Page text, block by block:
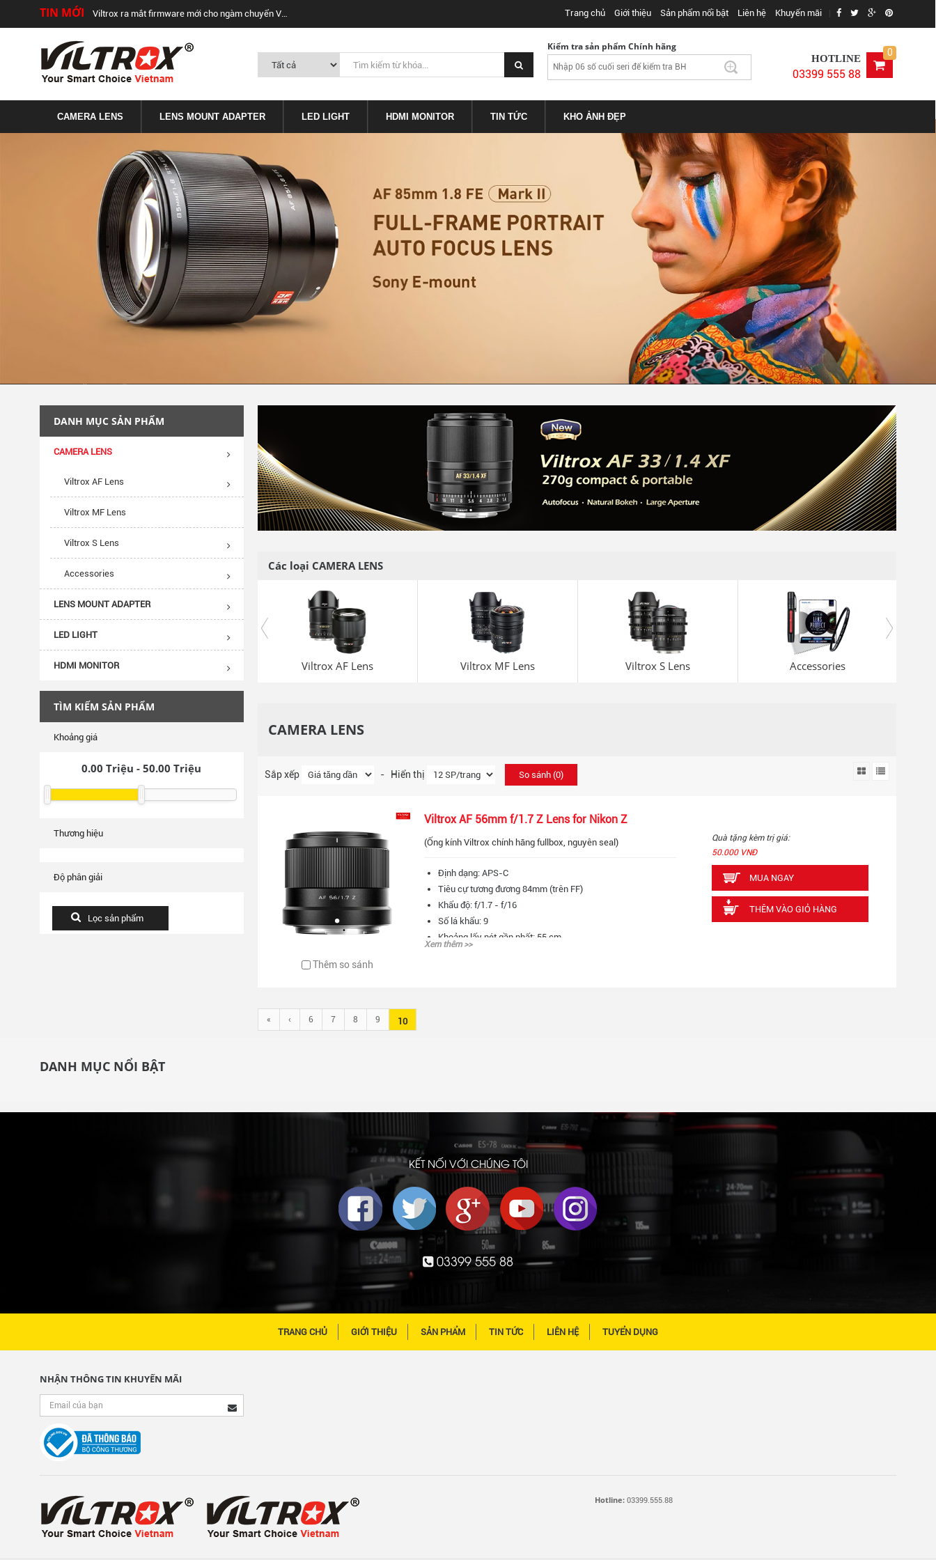
TIN MỚI Viltrox ra mắt firmware mới cho ngàm chuyển Viltrox EF-FX1 và EF-FX2 (v.2.29) Trang chủ Giới thiệu Sản phẩm nổi bật Liên hệ Khuyến mãi |
Kiểm tra sản phẩm Chính hãng
HOTLINE
03399 555 88
0
CAMERA LENS LENS MOUNT ADAPTER LED LIGHT HDMI MONITOR TIN TỨC KHO ẢNH ĐẸP
Các loại CAMERA LENS
Viltrox AF Lens Viltrox MF Lens Viltrox S Lens Accessories
CAMERA LENS
Sắp xếp - Hiển thị So sánh (0)
Thêm so sánh
Viltrox AF 56mm f/1.7 Z Lens for Nikon Z
(Ống kính Viltrox chính hãng fullbox, nguyên seal)
Định dạng: APS-C
Tiêu cự tương đương 84mm (trên FF)
Khẩu độ: f/1.7 - f/16
Số lá khẩu: 9
Khoảng lấy nét gần nhất: 55 cm
Xem thêm >>
Quà tặng kèm trị giá:
50.000 VNĐ
MUA NGAY
THÊM VÀO GIỎ HÀNG
« ‹ 6 7 8 9 10
DANH MỤC SẢN PHẨM
CAMERA LENS
Viltrox AF Lens
Viltrox MF Lens
Viltrox S Lens
Accessories
LENS MOUNT ADAPTER
LED LIGHT
HDMI MONITOR
TÌM KIẾM SẢN PHẨM
Khoảng giá
0.00 Triệu -50.00 Triệu
Thương hiệu
Độ phân giải
DANH MỤC NỔI BẬT
KẾT NỐI VỚI CHÚNG TÔI
03399 555 88
TRANG CHỦ GIỚI THIỆU SẢN PHẨM TIN TỨC LIÊN HỆ TUYỂN DỤNG
NHẬN THÔNG TIN KHUYẾN MÃI
Hotline: 03399.555.88